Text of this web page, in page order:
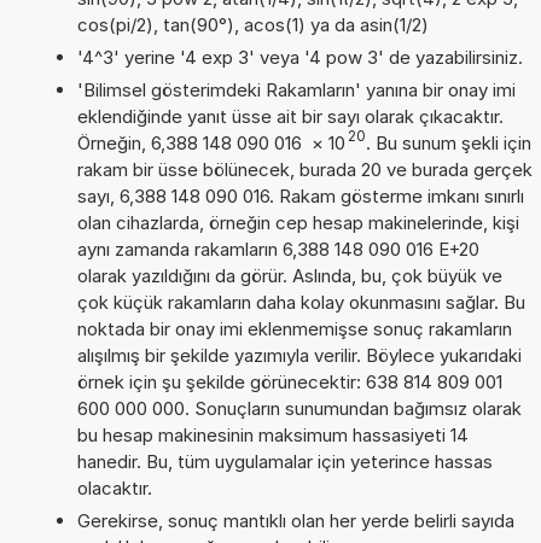
cos(pi/2), tan(90°), acos(1) ya da asin(1/2)
'4^3' yerine '4 exp 3' veya '4 pow 3' de yazabilirsiniz.
'Bilimsel gösterimdeki Rakamların' yanına bir onay imi
eklendiğinde yanıt üsse ait bir sayı olarak çıkacaktır.
Örneğin, 6,388 148 090 016 × 10 20. Bu sunum şekli için
rakam bir üsse bölünecek, burada 20 ve burada gerçek
sayı, 6,388 148 090 016. Rakam gösterme imkanı sınırlı
olan cihazlarda, örneğin cep hesap makinelerinde, kişi
aynı zamanda rakamların 6,388 148 090 016 E+20
olarak yazıldığını da görür. Aslında, bu, çok büyük ve
çok küçük rakamların daha kolay okunmasını sağlar. Bu
noktada bir onay imi eklenmemişse sonuç rakamların
alışılmış bir şekilde yazımıyla verilir. Böylece yukarıdaki
örnek için şu şekilde görünecektir: 638 814 809 001
600 000 000. Sonuçların sunumundan bağımsız olarak
bu hesap makinesinin maksimum hassasiyeti 14
hanedir. Bu, tüm uygulamalar için yeterince hassas
olacaktır.
Gerekirse, sonuç mantıklı olan her yerde belirli sayıda